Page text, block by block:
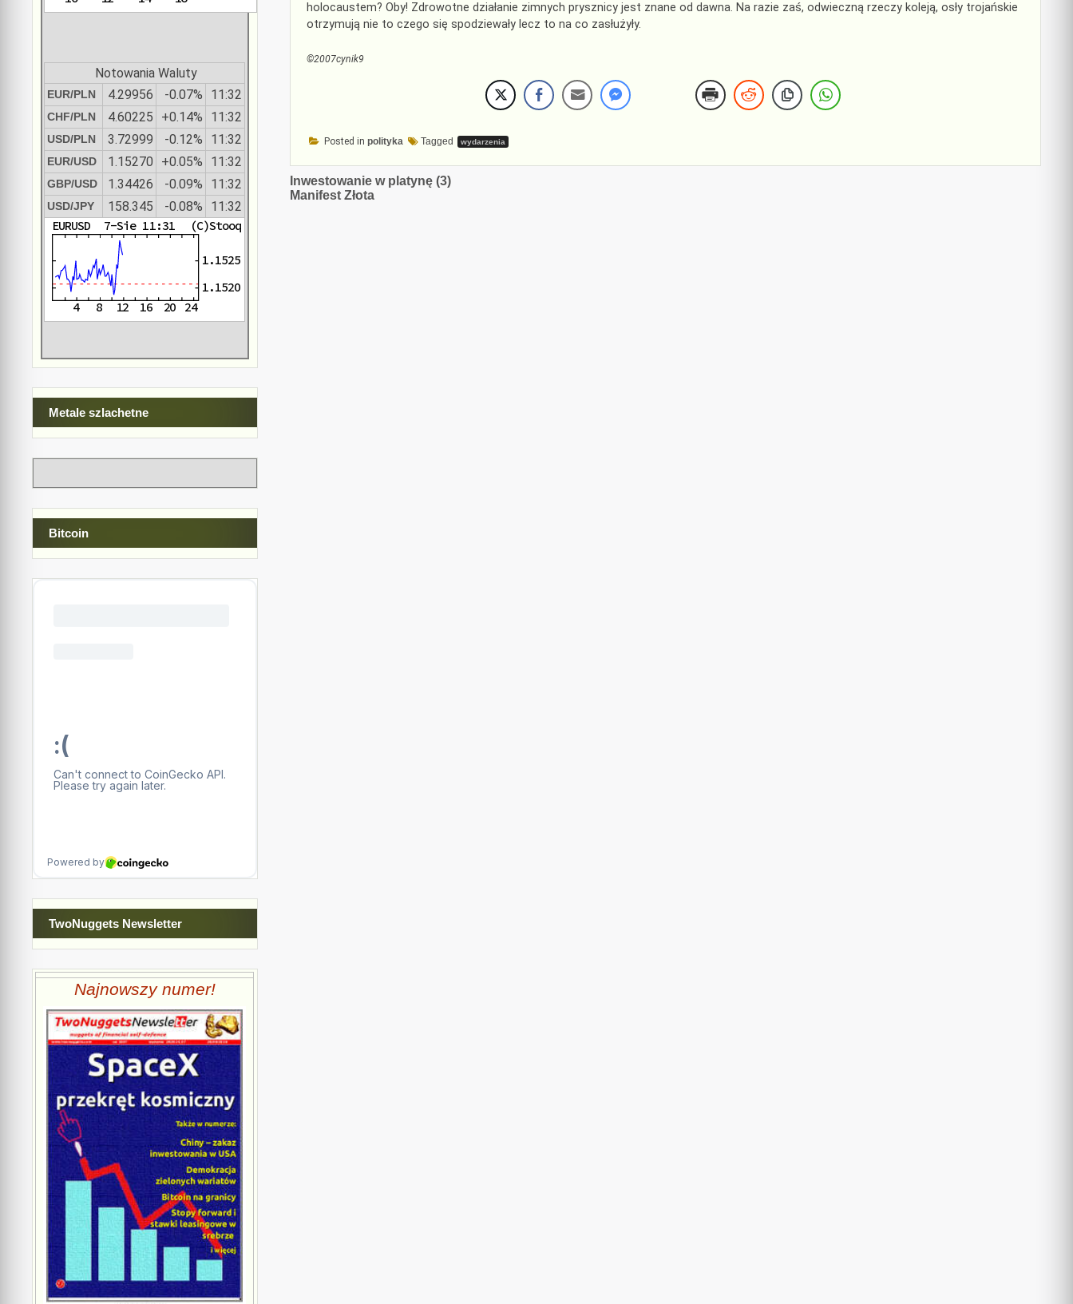
holocaustem? Oby! Zdrowotne działanie zimnych prysznicy jest znane od dawna. Na razie zaś, odwieczną rzeczy koleją, osły trojańskie
otrzymują nie to czego się spodziewały lecz to na co zasłużyły.
©2007cynik9
Posted in polityka Tagged wydarzenia
Nawigacja
wpisu
Inwestowanie w platynę (3)
Manifest Złota
Notowania Waluty
EUR/PLN 4.29956 -0.07% 11:32
CHF/PLN 4.60225 +0.14% 11:32
USD/PLN 3.72999 -0.12% 11:32
EUR/USD 1.15270 +0.05% 11:32
GBP/USD 1.34426 -0.09% 11:32
USD/JPY 158.345 -0.08% 11:32
Metale szlachetne
Bitcoin
TwoNuggets Newsletter
Najnowszy numer!